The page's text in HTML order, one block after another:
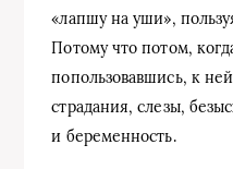
«лапшу на уши»,
Потому что потом,
попользовавшись, к
страдания, слезы,
и беременность.